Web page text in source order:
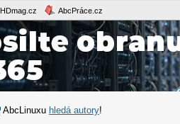
HDmag.cz AbcPráce.cz
AbcLinuxu hledá autory!